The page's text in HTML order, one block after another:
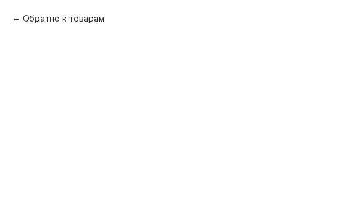
Обратно к товарам